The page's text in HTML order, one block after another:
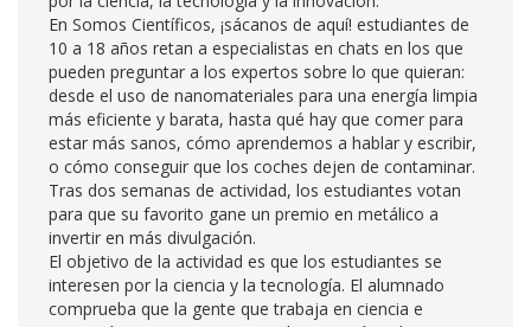
En Somos Científicos, ¡sácanos de aquí! estudiantes de
10 a 18 años retan a especialistas en chats en los que
pueden preguntar a los expertos sobre lo que quieran:
desde el uso de nanomateriales para una energía limpia
más eficiente y barata, hasta qué hay que comer para
estar más sanos, cómo aprendemos a hablar y escribir,
o cómo conseguir que los coches dejen de contaminar.
Tras dos semanas de actividad, los estudiantes votan
para que su favorito gane un premio en metálico a
invertir en más divulgación.
El objetivo de la actividad es que los estudiantes se
interesen por la ciencia y la tecnología. El alumnado
comprueba que la gente que trabaja en ciencia e